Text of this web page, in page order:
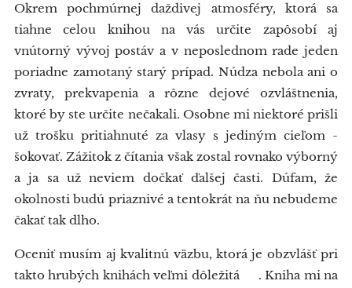
Okrem pochmúrnej daždivej atmosféry, ktorá sa
tiahne celou knihou na vás určite zapôsobí aj
vnútorný vývoj postáv a v neposlednom rade jeden
poriadne zamotaný starý prípad. Núdza nebola ani o
zvraty, prekvapenia a rôzne dejové ozvláštnenia,
ktoré by ste určite nečakali. Osobne mi niektoré prišli
už trošku pritiahnuté za vlasy s jediným cieľom -
šokovať. Zážitok z čítania však zostal rovnako výborný
a ja sa už neviem dočkať ďalšej časti. Dúfam, že
okolnosti budú priaznivé a tentokrát na ňu nebudeme
čakať tak dlho.
Oceniť musím aj kvalitnú väzbu, ktorá je obzvlášť pri
takto hrubých knihách veľmi dôležitá 👍. Kniha mi na